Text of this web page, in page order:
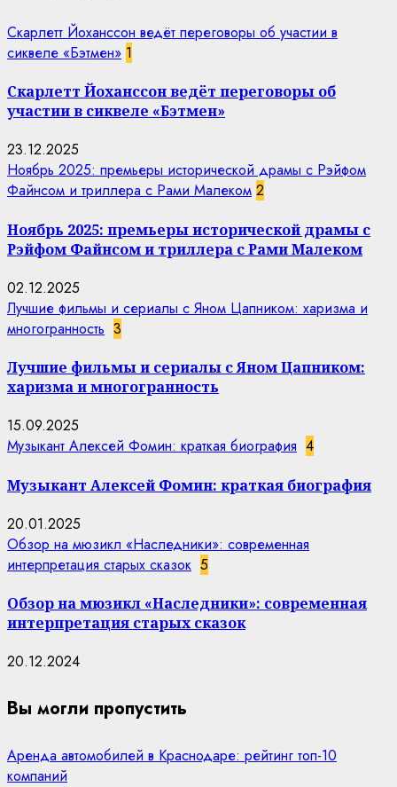
Скарлетт Йоханссон ведёт переговоры об участии в
сиквеле «Бэтмен» 1
Скарлетт Йоханссон ведёт переговоры об
участии в сиквеле «Бэтмен»
23.12.2025
Ноябрь 2025: премьеры исторической драмы с Рэйфом
Файнсом и триллера с Рами Малеком 2
Ноябрь 2025: премьеры исторической драмы с
Рэйфом Файнсом и триллера с Рами Малеком
02.12.2025
Лучшие фильмы и сериалы с Яном Цапником: харизма и
многогранность 3
Лучшие фильмы и сериалы с Яном Цапником:
харизма и многогранность
15.09.2025
Музыкант Алексей Фомин: краткая биография 4
Музыкант Алексей Фомин: краткая биография
20.01.2025
Обзор на мюзикл «Наследники»: современная
интерпретация старых сказок 5
Обзор на мюзикл «Наследники»: современная
интерпретация старых сказок
20.12.2024
Вы могли пропустить
Аренда автомобилей в Краснодаре: рейтинг топ-10
компаний